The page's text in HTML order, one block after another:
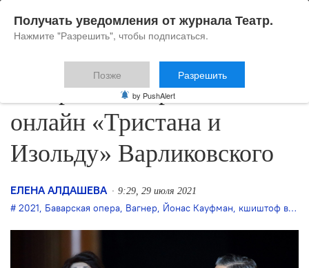
Баварская опера покажет
онлайн «Тристана и
Изольду» Варликовского
ЕЛЕНА АЛДАШЕВА 9:29, 29 июля 2021
2021, Баварская опера, Вагнер, Йонас Кауфман, кшиштоф варликовский
Получать уведомления от журнала Театр.
Нажмите "Разрешить", чтобы подписаться.
Позже Разрешить
by PushAlert